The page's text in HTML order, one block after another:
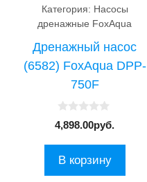
Категория: Насосы
дренажные FoxAqua
Дренажный насос
(6582) FoxAqua DPP-
750F
0
и
4,898.00руб.
В корзину